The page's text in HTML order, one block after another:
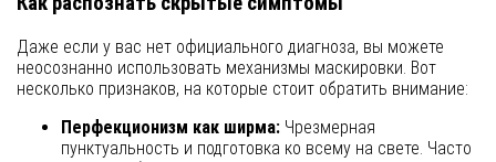
Даже если у вас нет официального диагноза, вы можете
неосознанно использовать механизмы маскировки. Вот
несколько признаков, на которые стоит обратить внимание:
Перфекционизм как ширма: Чрезмерная
пунктуальность и подготовка ко всему на свете. Часто